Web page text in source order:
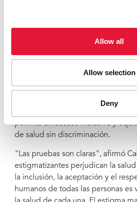
Allow all
Allow selection
Deny
La experiencia de ONUSIDA ha
estigma y la vergüenza alejan a las
tratamiento y atención del VIH.La
derechos humanos de todas las
demuestran las investigaciones de
permite un acceso inclusivo y
de salud sin discriminación.
"Las pruebas son claras", afirmó
estigmatizantes perjudican la
la inclusión, la aceptación y el
humanos de todas las personas es